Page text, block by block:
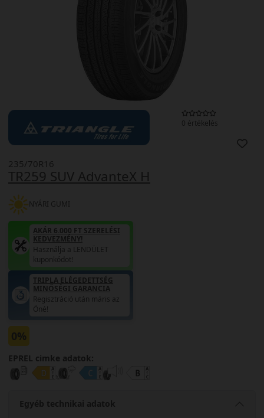
0 értékelés
TR259 SUV AdvanteX H
235/70R16
NYÁRI GUMI
AKÁR 6.000 FT SZERELÉSI
KEDVEZMÉNY!
Használja a LENDÜLET
kuponkódot!
TRIPLA ELÉGEDETTSÉG
MINŐSÉGI GARANCIA
Regisztráció után máris az
Öné!
0%
EPREL cimke adatok:
Egyéb technikai adatok